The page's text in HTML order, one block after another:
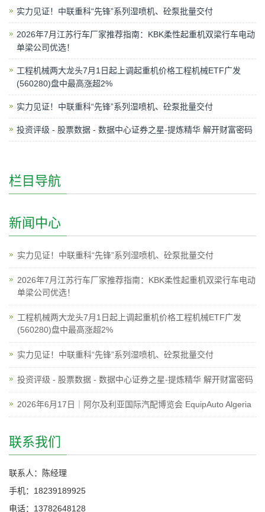
实力见证！中联重科“先锋”系列湿喷机、砼泵批量交付
2026年7月江苏行车厂家推荐指南：KBK柔性起重机双梁行车电动
单梁公司优选！
工程机械两大龙头7月1日起上调起重机价格工程机械ETF广发
(560280)盘中最高涨超2%
实力见证！中联重科“先锋”系列湿喷机、砼泵批量交付
投资评级 - 股票数据 - 数据中心证券之星-提炼精华 解开财富密码
栏目导航
新闻中心
实力见证！中联重科“先锋”系列湿喷机、砼泵批量交付
2026年7月江苏行车厂家推荐指南：KBK柔性起重机双梁行车电动
单梁公司优选！
工程机械两大龙头7月1日起上调起重机价格工程机械ETF广发
(560280)盘中最高涨超2%
实力见证！中联重科“先锋”系列湿喷机、砼泵批量交付
投资评级 - 股票数据 - 数据中心证券之星-提炼精华 解开财富密码
2026年6月17日｜阿尔及利亚国际汽配博览会 EquipAuto Algeria
联系我们
联系人：陈经理
手机：18239189925
电话：13782648128